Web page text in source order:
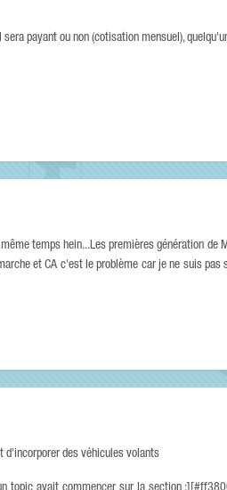
payant ou non (cotisation mensuel),
temps hein...Les premières génération de
et CA c'est le problème car je ne suis
d'incorporer des véhicules volants